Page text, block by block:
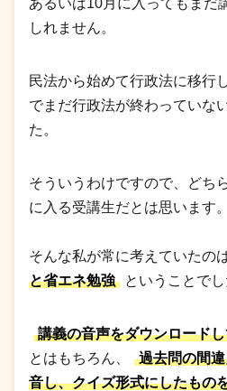
しれません。
民法から始めて行政法に移行
でまだ行政法が終わっていな
た。
そういうわけですので、どち
に入る受講生だとは思います。
そんな私が常に考えていたのは
と省エネ勉強
ということでし
講義の音声をダウンロード
とはもちろん、
過去問の間
音し、クイズ形式にしたもの